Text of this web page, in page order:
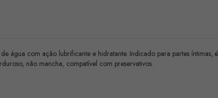
água com ação lubrificante e hidratante. Indicado para partes íntimas,
não mancha, compatível com preservativos.